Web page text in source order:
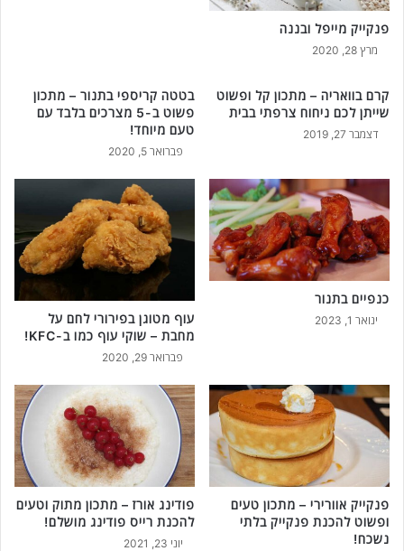
ת
פנקייק מייפל ובננה
מרץ 28, 2020
קרם בוואריה – מתכון קל ופשוט
שייתן לכם ניחוח צרפתי בבית
דצמבר 27, 2019
בטטה קריספי בתנור – מתכון
פשוט ב-5 מצרכים בלבד עם
טעם מיוחד!
פברואר 5, 2020
כנפיים בתנור
ינואר 1, 2023
עוף מטוגן בפירורי לחם על
מחבת – שוקי עוף כמו ב-KFC!
פברואר 29, 2020
פנקייק אוורירי – מתכון טעים
ופשוט להכנת פנקייק בלתי
נשכח!
פודינג אורז – מתכון מתוק וטעים
להכנת רייס פודינג מושלם!
יוני 23, 2021